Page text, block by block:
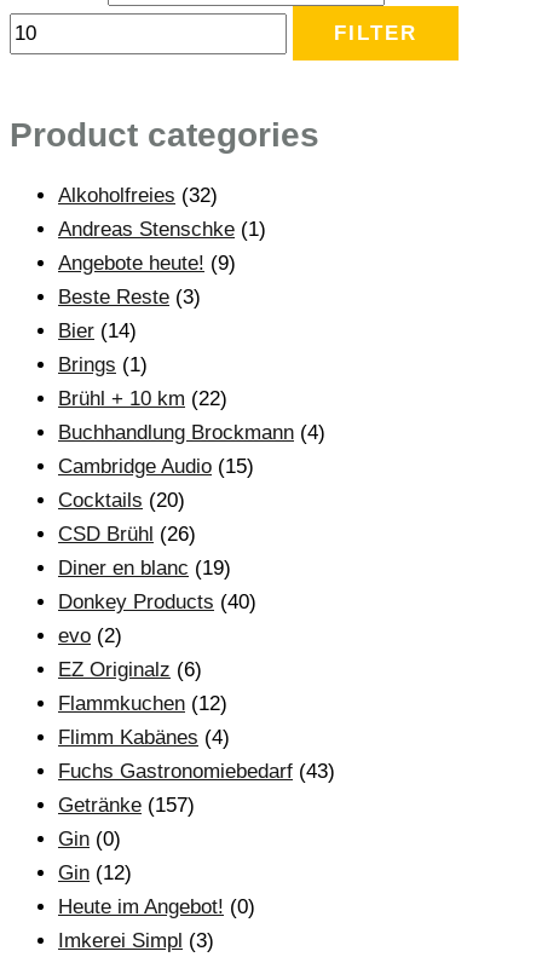
FILTER
Product categories
Alkoholfreies (32)
Andreas Stenschke (1)
Angebote heute! (9)
Beste Reste (3)
Bier (14)
Brings (1)
Brühl + 10 km (22)
Buchhandlung Brockmann (4)
Cambridge Audio (15)
Cocktails (20)
CSD Brühl (26)
Diner en blanc (19)
Donkey Products (40)
evo (2)
EZ Originalz (6)
Flammkuchen (12)
Flimm Kabänes (4)
Fuchs Gastronomiebedarf (43)
Getränke (157)
Gin (0)
Gin (12)
Heute im Angebot! (0)
Imkerei Simpl (3)